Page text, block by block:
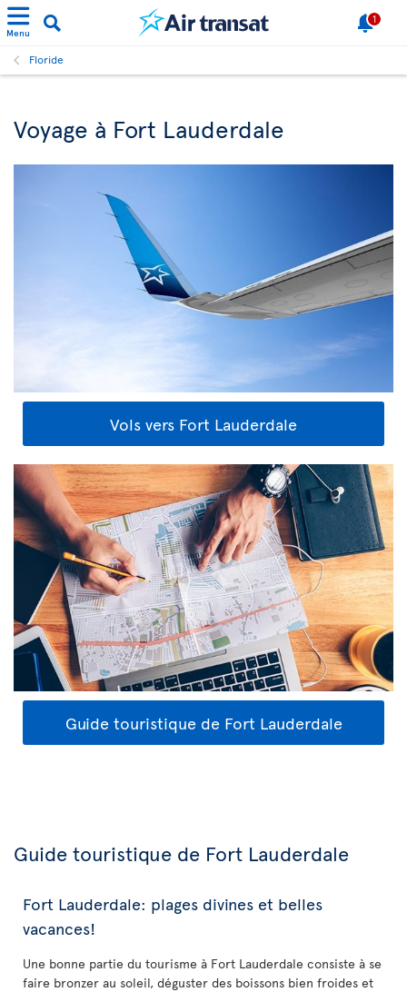
Menu
1
Floride
Voyage à Fort Lauderdale
Vols vers Fort Lauderdale
Guide touristique de Fort Lauderdale
Guide touristique de Fort Lauderdale
Fort Lauderdale: plages divines et belles
vacances!
Une bonne partie du tourisme à Fort Lauderdale consiste à se
faire bronzer au soleil, déguster des boissons bien froides et